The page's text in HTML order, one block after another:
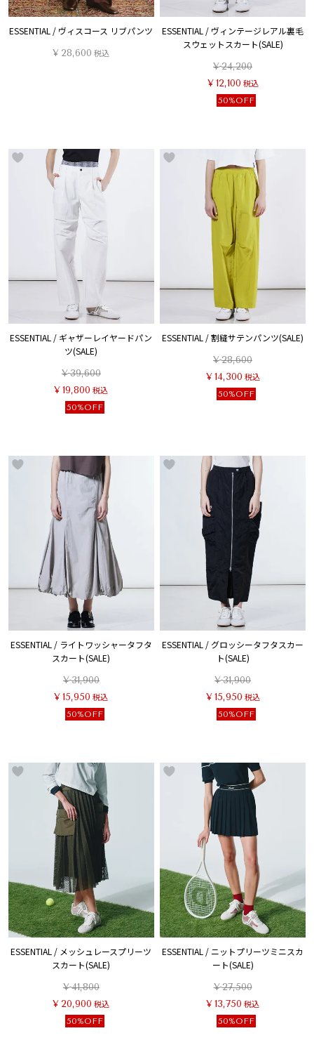
ESSENTIAL / ヴィスコース リブパンツ
¥ 28,600 税込
ESSENTIAL / ヴィンテージレアル裏毛
スウェットスカート(SALE)
¥24,200
¥ 12,100 税込
50%OFF
ESSENTIAL / ギャザーレイヤードパン
ツ(SALE)
¥39,600
¥ 19,800 税込
50%OFF
ESSENTIAL / 割縫サテンパンツ(SALE)
¥28,600
¥ 14,300 税込
50%OFF
ESSENTIAL / ライトワッシャータフタ
スカート(SALE)
¥31,900
¥ 15,950 税込
50%OFF
ESSENTIAL / グロッシータフタスカー
ト(SALE)
¥31,900
¥ 15,950 税込
50%OFF
ESSENTIAL / メッシュレースプリーツ
スカート(SALE)
¥41,800
¥ 20,900 税込
50%OFF
ESSENTIAL / ニットプリーツミニスカ
ート(SALE)
¥27,500
¥13,750 税込
50%OFF